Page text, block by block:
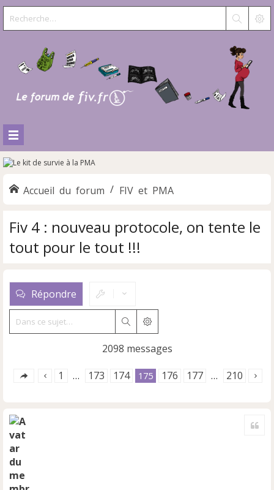
Accueil du forum FIV et PMA
Fiv 4 : nouveau protocole, on tente le
tout pour le tout !!!
Répondre
RechercherRecherche avancée
2098 messages
1 … 173 174 175 176 177 … 210